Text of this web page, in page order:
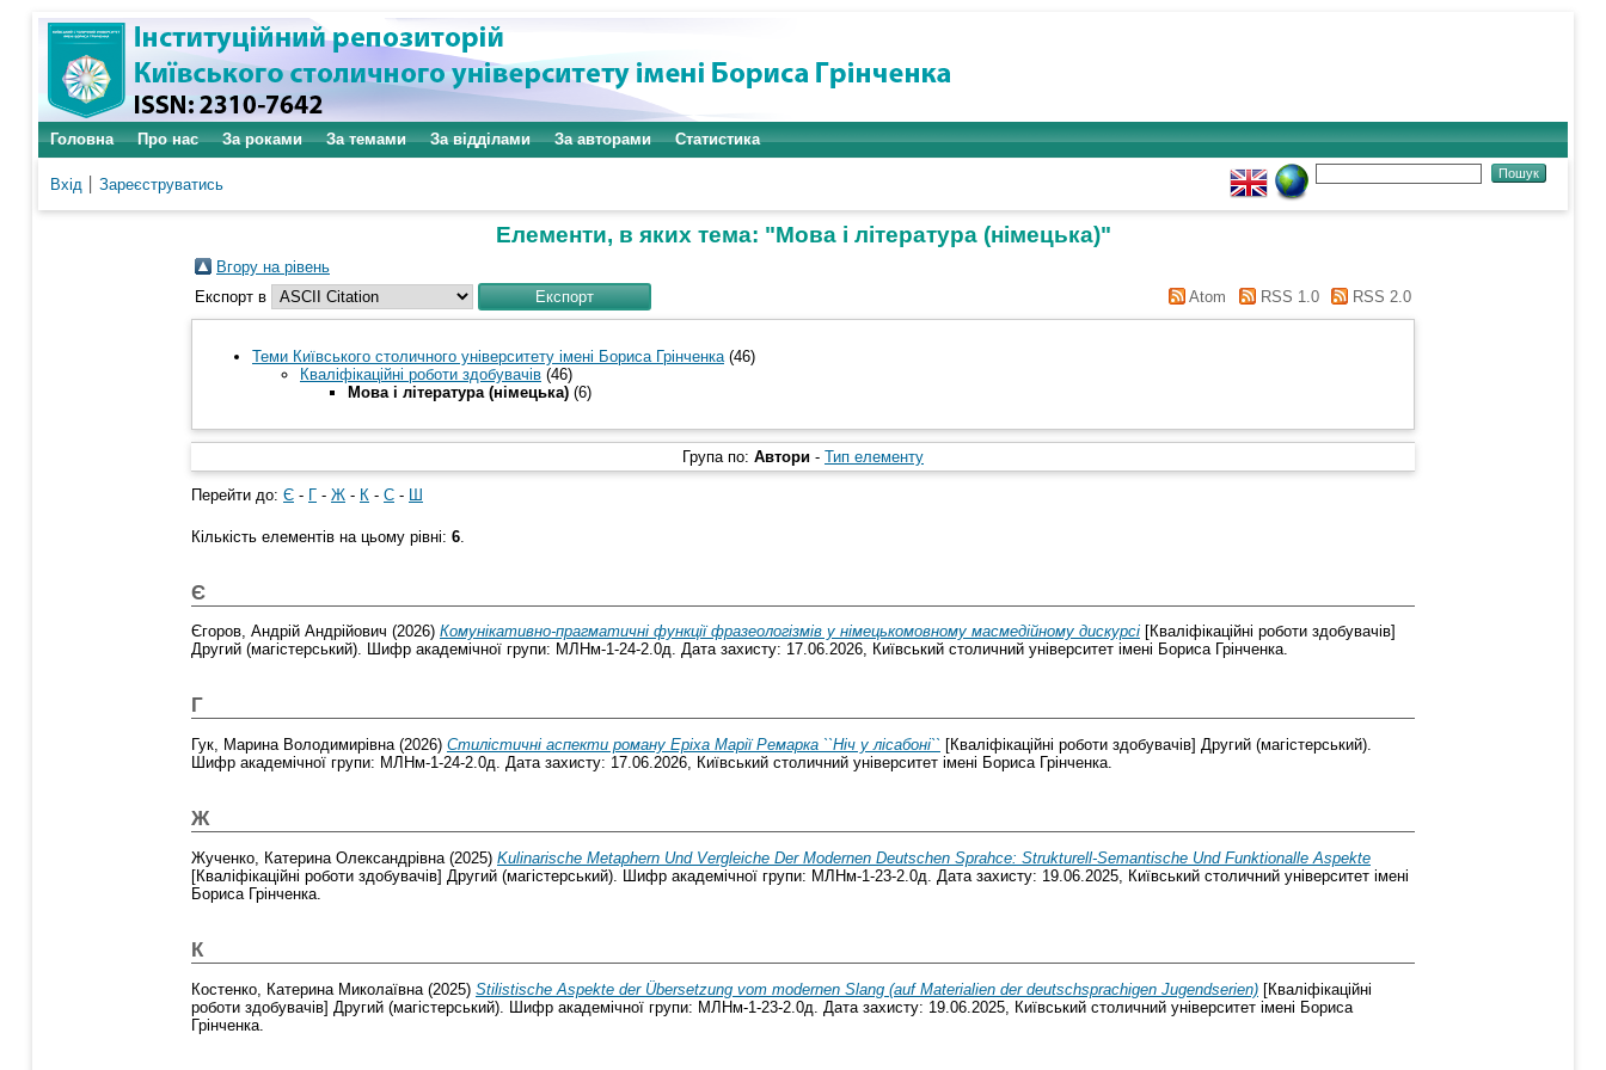
Головна Про нас За роками За темами За відділами За авторами Статистика
Вхід Зареєструватись
Елементи, в яких тема: "Мова і література (німецька)"
Вгору на рівень
Експорт в
Atom RSS 1.0 RSS 2.0
Теми Київського столичного університету імені Бориса Грінченка (46)
Кваліфікаційні роботи здобувачів (46)
Мова і література (німецька) (6)
Група по: Автори - Тип елементу
Перейти до: Є - Г - Ж - К - С - Ш
Кількість елементів на цьому рівні: 6
Є
Єгоров, Андрій Андрійович (2026) Комунікативно-прагматичні функції фразеологізмів у німецькомовному масмедійному дискурсі [Кваліфікаційні роботи здобувачів]
Другий (магістерський). Шифр академічної групи: МЛНм-1-24-2.0д. Дата захисту: 17.06.2026, Київський столичний університет імені Бориса Грінченка.
Г
Гук, Марина Володимирівна(2026) Cтилістичні аспекти роману Еріха Марії Ремарка ``Ніч у лісабоні`` [Кваліфікаційні роботи здобувачів] Другий (магістерський).
Шифр академічної групи: МЛНм-1-24-2.0д. Дата захисту: 17.06.2026, Київський столичний університет імені Бориса Грінченка.
Ж
Жученко, Катерина Олександрівна (2025) Kulinarische Metaphern Und Vergleiche Der Modernen Deutschen Sprahce: Strukturell-Semantische Und Funktionalle Aspekte
[Кваліфікаційні роботи здобувачів] Другий (магістерський). Шифр академічної групи: МЛНм-1-23-2.0д. Дата захисту: 19.06.2025, Київський столичний університет імені
Бориса Грінченка.
К
Костенко, Катерина Миколаївна (2025) Stilistische Aspekte der Übersetzung vom modernen Slang (auf Materialien der deutschsprachigen Jugendserien) [Кваліфікаційні
роботи здобувачів] Другий (магістерський). Шифр академічної групи: МЛНм-1-23-2.0д. Дата захисту: 19.06.2025, Київський столичний університет імені Бориса
Грінченка.